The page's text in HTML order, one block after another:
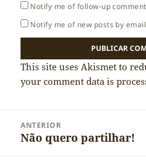
Notify me of follow-up
Notify me of new posts by
This site uses Akismet to
your comment data is
artigos
ANTERIOR
Artigo
Não quero partilhar!